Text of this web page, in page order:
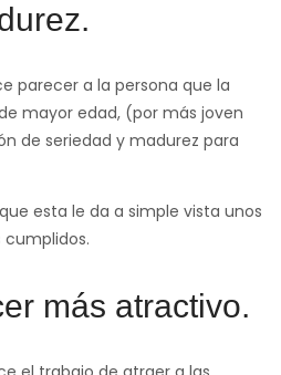
parecer a la persona que la
mayor edad, (por más joven
de seriedad y madurez para
esta le da a simple vista unos
cumplidos.
más atractivo.